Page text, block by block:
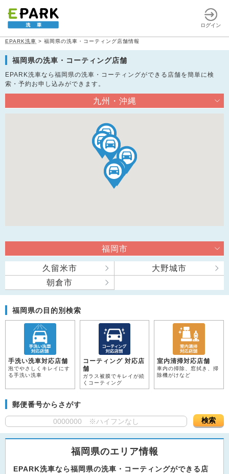
ログイン
EPARK洗車 > 福岡県の洗車・コーティング店舗情報
福岡県の洗車・コーティング店舗
EPARK洗車なら福岡県の洗車・コーティングができる店舗を簡単に検
索・予約お申し込みができます。
九州・沖縄
福岡市
久留米市
大野城市
朝倉市
福岡県の目的別検索
手洗い洗車対応店舗
泡でやさしくキレイにす
る手洗い洗車
コーティング 対応店
舗
ガラス被膜でキレイが続
くコーティング
室内清掃対応店舗
車内の掃除、窓拭き、掃
除機がけなど
郵便番号からさがす
検索
福岡県のエリア情報
EPARK洗車なら福岡県の洗車・コーティングができる店